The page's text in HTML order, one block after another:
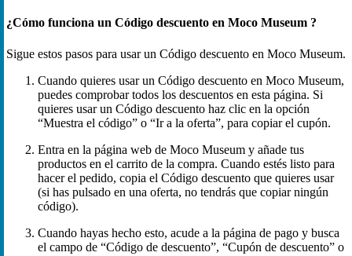
¿Cómo funciona un Código descuento en Moco Museum ?
Sigue estos pasos para usar un Código descuento en Moco Museum.
Cuando quieres usar un Código descuento en Moco Museum,
puedes comprobar todos los descuentos en esta página. Si
quieres usar un Código descuento haz clic en la opción
“Muestra el código” o “Ir a la oferta”, para copiar el cupón.
Entra en la página web de Moco Museum y añade tus
productos en el carrito de la compra. Cuando estés listo para
hacer el pedido, copia el Código descuento que quieres usar
(si has pulsado en una oferta, no tendrás que copiar ningún
código).
Cuando hayas hecho esto, acude a la página de pago y busca
el campo de “Código de descuento”, “Cupón de descuento” o